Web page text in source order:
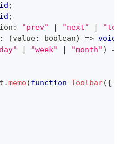
;
;
: "prev" | "next" |
: (value: boolean) => void
| "week" | "month" )
=>
.memo (function Toolbar({